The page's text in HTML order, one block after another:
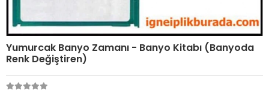
Yumurcak Banyo Zamanı - Banyo Kitabı (Banyoda
Renk Değiştiren)